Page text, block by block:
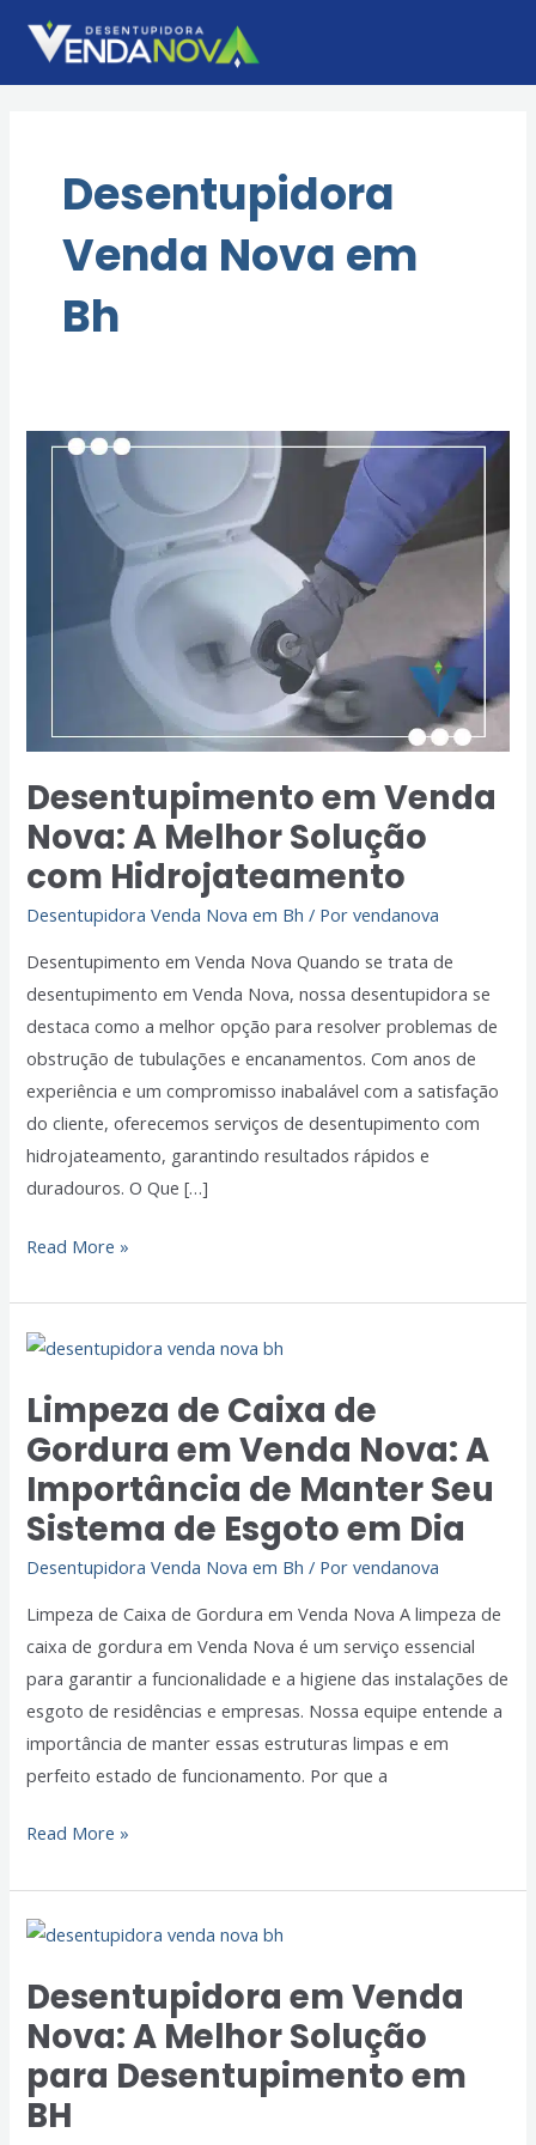
para
o
Desentupidora
Venda Nova em
Bh
Desentupimento em Venda
Nova: A Melhor Solução
com Hidrojateamento
Desentupidora Venda Nova em Bh / Porvendanova
Desentupimento em Venda Nova Quando se trata de
desentupimento em Venda Nova, nossa desentupidora se
destaca como a melhor opção para resolver problemas de
obstrução de tubulações e encanamentos. Com anos de
experiência e um compromisso inabalável com a satisfação
do cliente, oferecemos serviços de desentupimento com
hidrojateamento, garantindo resultados rápidos e
duradouros. O Que […]
Desentupimento
Solução
Hidrojateamento
Read More »
Limpeza de Caixa de
Gordura em Venda Nova: A
Importância de Manter Seu
Sistema de Esgoto em Dia
Desentupidora Venda Nova em Bh / Porvendanova
Limpeza de Caixa de Gordura em Venda Nova A limpeza de
caixa de gordura em Venda Nova é um serviço essencial
para garantir a funcionalidade e a higiene das instalações de
esgoto de residências e empresas. Nossa equipe entende a
importância de manter essas estruturas limpas e em
perfeito estado de funcionamento. Por que a
Limpeza
Caixa
de
Gordura
em
Venda
Nova:
A
Importância
Manter
Seu
Sistema
Esgoto
Dia
Read More »
Desentupidora em Venda
Nova: A Melhor Solução
para Desentupimento em
BH
Desentupidora
Venda
Nova:
Melhor
Solução